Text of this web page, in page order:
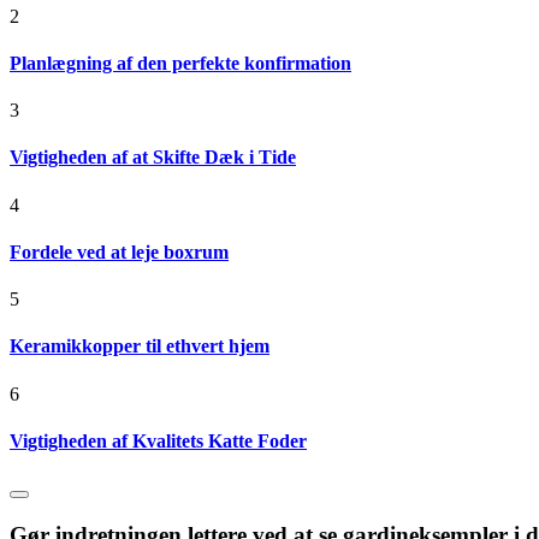
2
Planlægning af den perfekte konfirmation
3
Vigtigheden af at Skifte Dæk i Tide
4
Fordele ved at leje boxrum
5
Keramikkopper til ethvert hjem
6
Vigtigheden af Kvalitets Katte Foder